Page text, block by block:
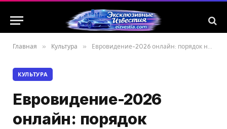
Главная » Культура » Евровидение-2026 онлайн: порядок номеров, когда выступит Украина и где смотреть финал
КУЛЬТУРА
Евровидение-2026
онлайн: порядок